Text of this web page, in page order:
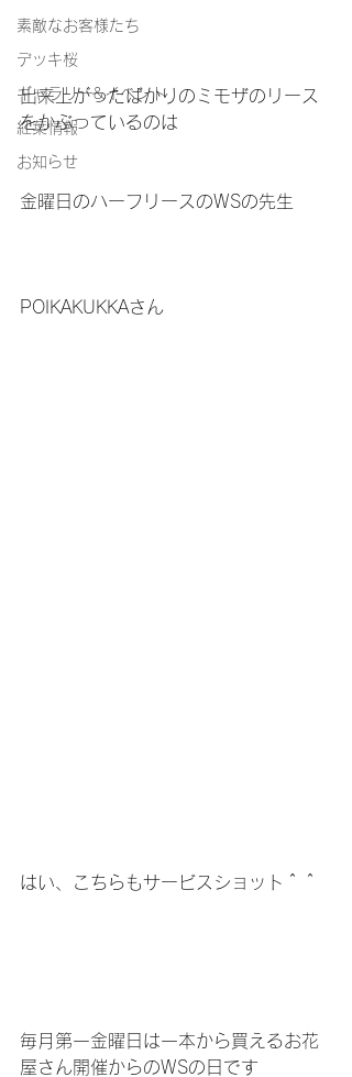
素敵なお客様たち
デッキ桜
ギャラリー&イベント
紅葉情報
お知らせ
出来上がったばかりのミモザのリース
をかぶっているのは
金曜日のハーフリースのWSの先生
POIKAKUKKAさん
はい、こちらもサービスショット＾＾
毎月第一金曜日は一本から買えるお花
屋さん開催からのWSの日です